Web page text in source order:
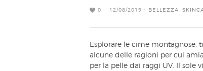
0 12/08/2019 - BELLEZZA
Esplorare le cime montagnose,
alcune delle ragioni per cui
per la pelle dai raggi UV. Il sole